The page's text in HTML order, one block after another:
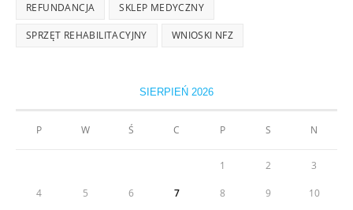
REFUNDANCJA SKLEP MEDYCZNY
SPRZĘT REHABILITACYJNY WNIOSKI NFZ
SIERPIEŃ 2026
P W Ś C P S N
1 2 3
4 5 6 7 8 9 10